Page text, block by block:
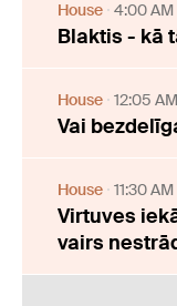
House 4:00 AM
Blaktis - kā
House 12:05 AM
Vai
House 11:30 AM
Virtuves
vairs